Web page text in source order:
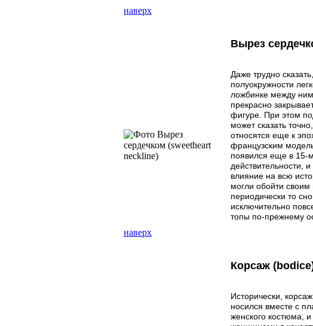
наверх
Вырез
Даже трудно
полуокружности
ложбинке между
прекрасно
фигуре. При этом
может сказать
относятся еще к
французским
появился еще в 15-
действительности,
влияние на всю
могли обойти
периодически то
исключительно
топы по-прежнему
наверх
Корсаж
Исторически,
носился вместе с
женского костюма,